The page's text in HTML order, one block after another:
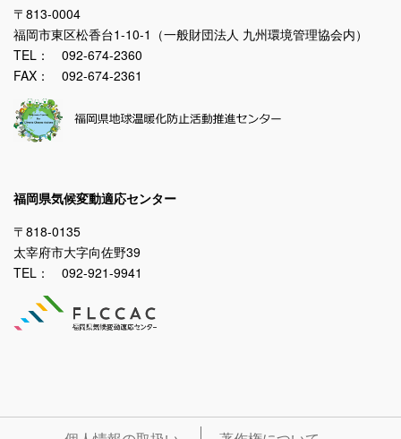
〒813-0004
福岡市東区松香台1-10-1（一般財団法人 九州環境管理協会内）
TEL： 092-674-2360
FAX： 092-674-2361
福岡県気候変動適応センター
〒818-0135
太宰府市大字向佐野39
TEL： 092-921-9941